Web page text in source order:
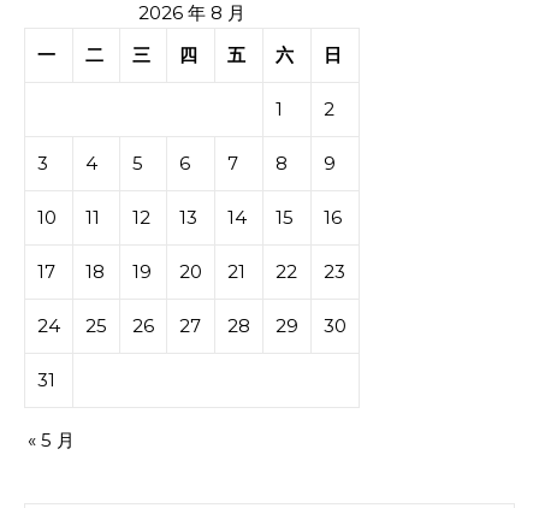
2026 年 8 月
一
二 三 四 五 六 日
1 2
3 4 5 6 7 8 9
10 11 12 13 14 15 16
17 18 19 20 21 22 23
24 25 26 27 28 29 30
31
« 5 月